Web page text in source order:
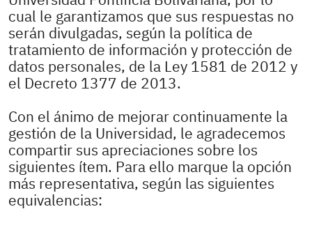
cual le garantizamos que sus respuestas no
serán divulgadas, según la política de
tratamiento de información y protección de
datos personales, de la Ley 1581 de 2012 y
el Decreto 1377 de 2013.
Con el ánimo de mejorar continuamente la
gestión de la Universidad, le agradecemos
compartir sus apreciaciones sobre los
siguientes ítem. Para ello marque la opción
más representativa, según las siguientes
equivalencias: